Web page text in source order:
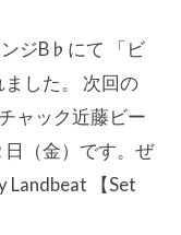
ジB♭にて 「ビ
した。 次回の
ャック近藤ビー
日（金）です。ぜ
Landbeat 【Set